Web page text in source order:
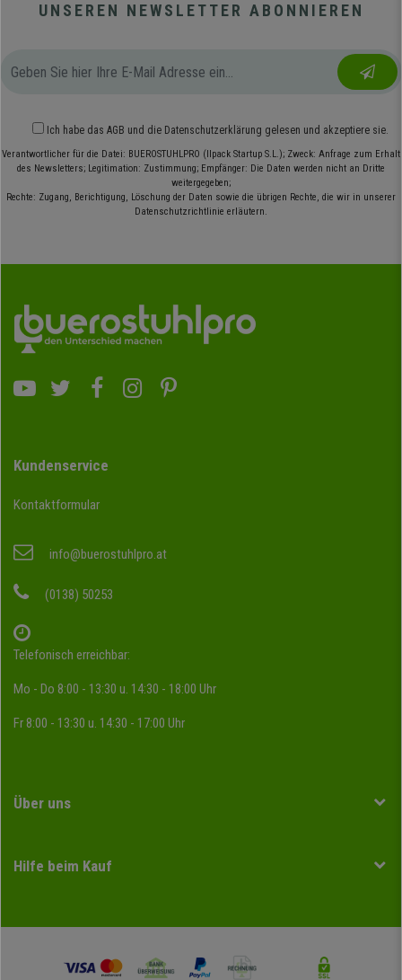
UNSEREN NEWSLETTER ABONNIEREN
Ich habe das AGB und die Datenschutzerklärung gelesen und akzeptiere sie.
Verantwortlicher für die Datei: BUEROSTUHLPRO (Ilpack Startup S.L.); Zweck: Anfrage zum Erhalt
des Newsletters; Legitimation: Zustimmung; Empfänger: Die Daten werden nicht an Dritte
weitergegeben;
Rechte: Zugang, Berichtigung, Löschung der Daten sowie die übrigen Rechte, die wir in unserer
Datenschutzrichtlinie erläutern.
Kundenservice
Kontaktformular
info@buerostuhlpro.at
(0138) 50253
Telefonisch erreichbar:
Mo - Do 8:00 - 13:30 u. 14:30 - 18:00 Uhr
Fr 8:00 - 13:30 u. 14:30 - 17:00 Uhr
Über uns
Hilfe beim Kauf